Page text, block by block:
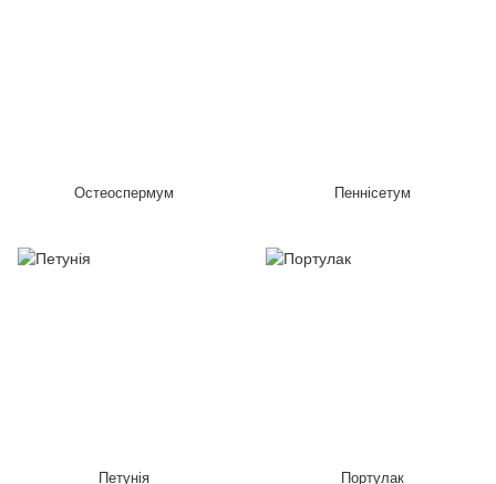
Остеоспермум Пеннісетум
Петунія Портулак